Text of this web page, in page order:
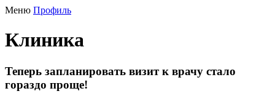
Меню Профиль
Клиника
Теперь запланировать визит к врачу стало
гораздо проще!